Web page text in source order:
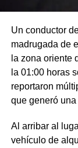
Un conductor
madrugada de
la zona oriente
la 01:00 horas
reportaron
que generó
Al arribar al
vehículo de